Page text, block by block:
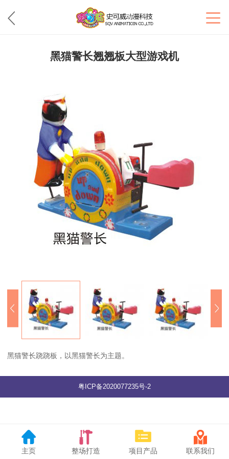
黑猫警长翘翘板大型游戏机
黑猫警长跷跷板，以黑猫警长为主题。
粤ICP备2020077235号-2
主页 整场打造 项目产品 联系我们